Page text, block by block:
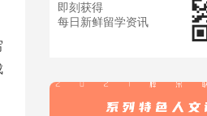
即刻获得
每日新鲜留学资讯